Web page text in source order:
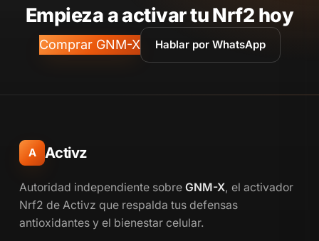
Empieza a activar tu Nrf2 hoy
Comprar GNM-X Hablar por WhatsApp
A Activz
Autoridad independiente sobre GNM-X, el activador
Nrf2 de Activz que respalda tus defensas
antioxidantes y el bienestar celular.